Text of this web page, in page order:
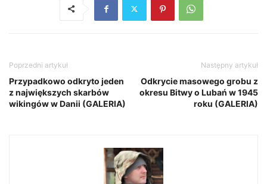
Poprzedni artykuł
Przypadkowo odkryto jeden
z największych skarbów
wikingów w Danii (GALERIA)
Następny artykuł
Odkrycie masowego grobu z
okresu Bitwy o Lubań w 1945
roku (GALERIA)